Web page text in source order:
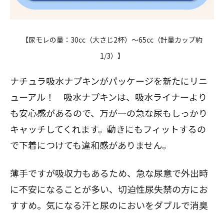
【尿モレの量：30cc（大さじ2杯）～65cc（計量カップ約
1/3）】
ナチュラ吸水ナプキンがパッケージを新たにリニ
ューアル！ 吸水ナプキンは、吸水ライナーより
も安心感があるので、万が一の急な尿もしっかり
キャッチしてくれます。動きにもフィットするの
で下着につけても違和感がありません。
薄手ですが吸収力もあるため、急な尿意で外出時
に不安になることが多い、 切迫性尿失禁の方にお
すすめ。気になる汗と尿のにおいをダブルで消臭